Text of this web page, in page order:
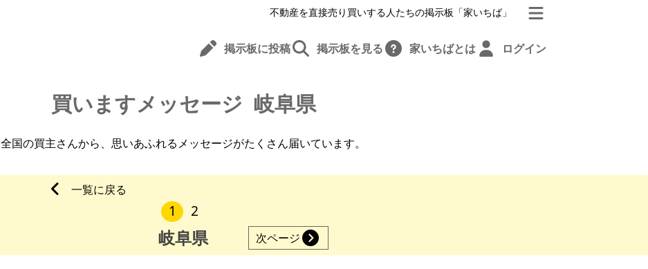
不動産を直接売り買いする人たちの掲示板「家いちば」
掲示板に投稿 掲示板を見る 家いちばとは ログイン
買いますメッセージ 岐阜県
全国の買主さんから、 思いあふれるメッセージがたくさん届いています。
一覧に戻る
1 2
岐阜県 次ページ